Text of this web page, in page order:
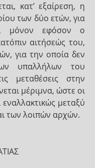
κατ’ εξαίρεση, η
των δύο ετών, για
μόνον εφόσον ο
αιτήσεώς του,
για την οποία δεν
υπαλλήλων του
μεταθέσεις στην
μέριμνα, ώστε οι
μεταξύ
των λοιπών αρχών.